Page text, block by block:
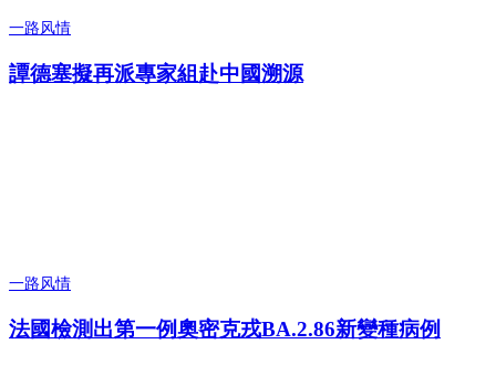
一路风情
譚德塞擬再派專家組赴中國溯源
一路风情
法國檢測出第一例奧密克戎BA.2.86新變種病例